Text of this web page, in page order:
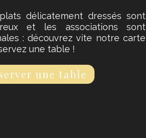
délicatement dressés sont
et les associations sont
: découvrez vite notre carte
une table !
une table